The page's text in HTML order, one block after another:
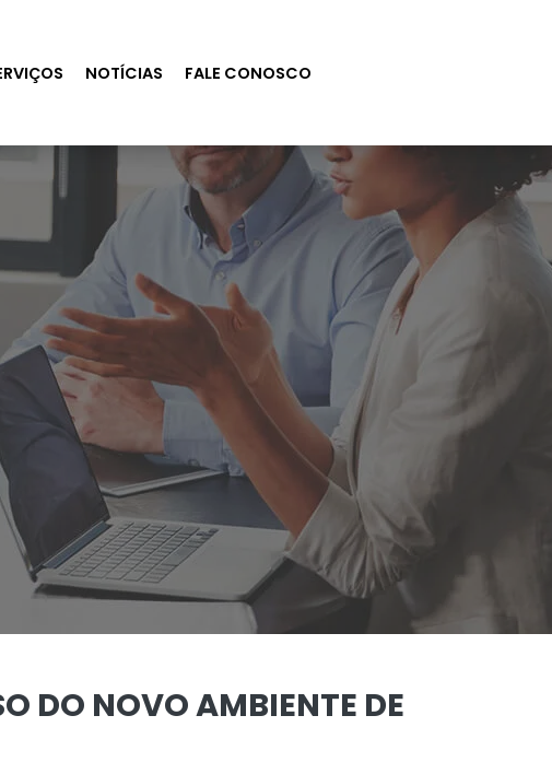
NOTÍCIAS FALE CONOSCO
DO NOVO AMBIENTE DE